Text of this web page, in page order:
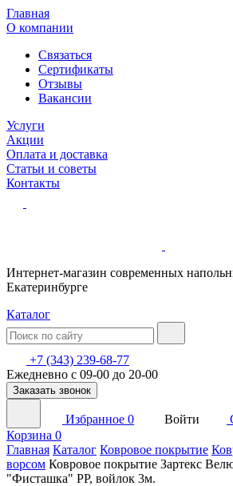
Главная
О компании
Связаться
Сертификаты
Отзывы
Вакансии
Услуги
Акции
Оплата и доставка
Статьи и советы
Контакты
Интернет-магазин современных
Екатеринбурге
Каталог
+7 (343) 239-68-77
Ежедневно с 09-00 до 20-00
Заказать звонок
Избранное 0 Войти
Корзина 0
Главная Каталог Ковровое покрытие
ворсом Ковровое покрытие Зартекс
"Фисташка" PP, войлок 3м.